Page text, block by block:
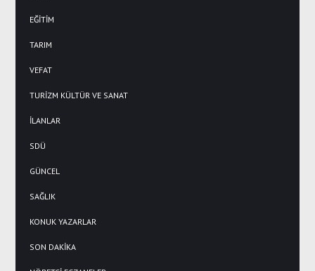
EĞİTİM
TARIM
VEFAT
TURİZM KÜLTÜR VE SANAT
İLANLAR
SDÜ
GÜNCEL
SAĞLIK
KONUK YAZARLAR
SON DAKİKA